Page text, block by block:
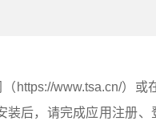
https://www.tsa.cn/）或
装后，请完成应用注册